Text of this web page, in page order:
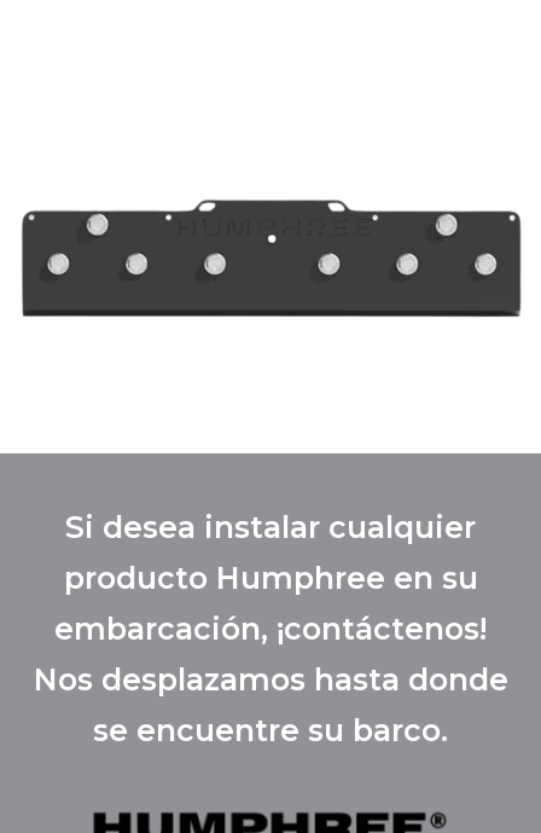
Si desea instalar cualquier
producto Humphree en su
embarcación, ¡contáctenos!
Nos desplazamos hasta donde
se encuentre su barco.